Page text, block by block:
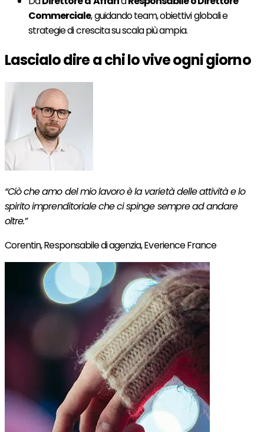
Commerciale, guidando team, obiettivi globali e
strategie di crescita su scala più ampia.
Lascialo dire a chi lo vive ogni giorno
“Ciò che amo del mio lavoro è la varietà delle attività e lo
spirito imprenditoriale che ci spinge sempre ad andare
oltre.”
Corentin,Responsabile di agenzia, Everience France